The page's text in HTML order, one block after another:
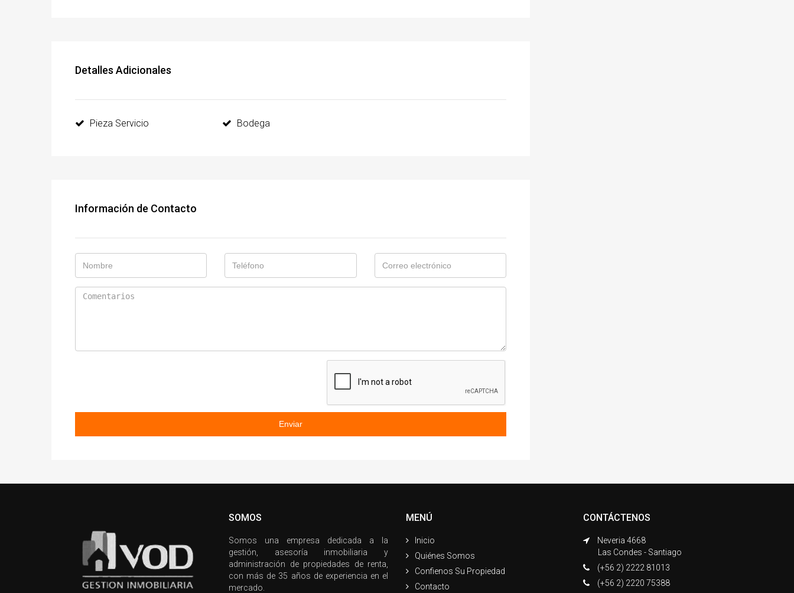
Detalles Adicionales
Pieza Servicio Bodega
Información de Contacto
Enviar
SOMOS
Somos una empresa dedicada a la
gestión, asesoría inmobiliaria y
administración de propiedades de renta,
con más de 35 años de experiencia en el
mercado.
MENÚ
Inicio
Quiénes Somos
Confienos Su Propiedad
Contacto
CONTÁCTENOS
Neveria 4668
Las Condes - Santiago
(+56 2) 2222 81013
(+56 2) 2220 75388